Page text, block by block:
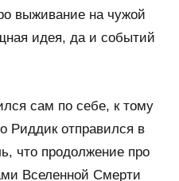
выживание на чужой
идея, да и событий
сам по себе, к тому
Риддик отправился в
что продолжение про
Вселенной Смерти